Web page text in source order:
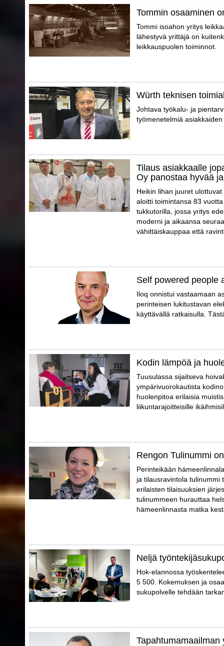
Tommin osaaminen
Tommi isoahon yritys
lähestyvä yrittäjä on
leikkauspuolen toiminnot.
Würth teknisen
Johtava työkalu- ja
työmenetelmiä
Tilaus asiakkaalle
Oy panostaa hyvää
Heikin lihan juuret
aloitti toimintansa 83
tukkutorilla, jossa yritys
moderni ja aikaansa
vähittäiskauppaa että
Self powered people
Iloq onnistui vastaamaan
perinteisen lukitustavan
käyttävällä ratkaisulla.
Kodin lämpöä ja
Tuusulassa sijaitseva
ympärivuorokautista
huolenpitoa erilaisia
liikuntarajoitteisille
Rengon Tulinummi
Perinteikään
ja tilausravintola tulinummi
erilaisten tilaisuuksien
tulinummeen hurauttaa
hämeenlinnasta matka
Neljä
Hok-elannossa
5 500. Kokemuksen ja
sukupolvelle tehdään
Tapahtumamaailman